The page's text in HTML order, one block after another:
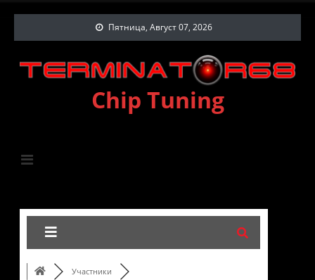
Пятница, Август 07, 2026
Chip Tuning
Участники